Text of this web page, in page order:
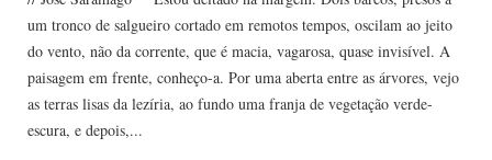
um tronco de salgueiro cortado em remotos tempos, oscilam ao jeito
do vento, não da corrente, que é macia, vagarosa, quase invisível. A
paisagem em frente, conheço-a. Por uma aberta entre as árvores, vejo
as terras lisas da lezíria, ao fundo uma franja de vegetação verde-
escura, e depois,...